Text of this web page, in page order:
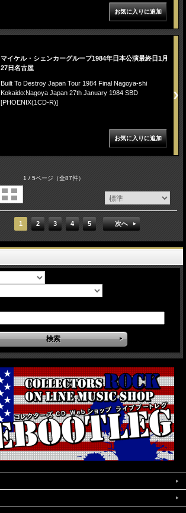
マイケル・シェンカーグループ1984年日本公演最終日1月
27日名古屋
Built To Destroy Japan Tour 1984 Final Nagoya-shi
Kokaido:Nagoya Japan 27th January 1984 SBD
[PHOENIX(1CD-R)]
1 / 5ページ（全87件）
1 2 3 4 5 次へ